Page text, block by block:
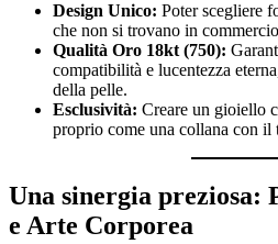
Design Unico: Poter scegliere
che non si trovano in
Qualità Oro 18kt (750):
compatibilità e lucentezza
della pelle.
Esclusività: Creare un gioiello
proprio come una collana con il
Una sinergia preziosa:
e Arte Corporea